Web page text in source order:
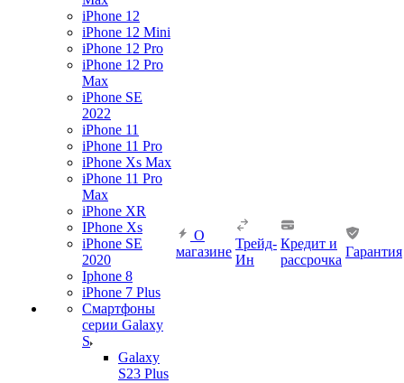
iPhone 12
iPhone 12 Mini
iPhone 12 Pro
iPhone 12 Pro
Max
iPhone SE
2022
iPhone 11
iPhone 11 Pro
iPhone Xs Max
iPhone 11 Pro
Max
iPhone XR
IPhone Xs
iPhone SE
2020
Iphone 8
iPhone 7 Plus
Смартфоны
серии Galaxy
S
Galaxy
S23 Plus
О
магазине
Трейд-
Ин
Кредит и
рассрочка
Гарантия